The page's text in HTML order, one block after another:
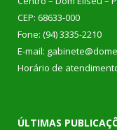
CEP: 68633-000
Fone: (94) 3335-2210
E-mail:
Horário de
ÚLTIMAS